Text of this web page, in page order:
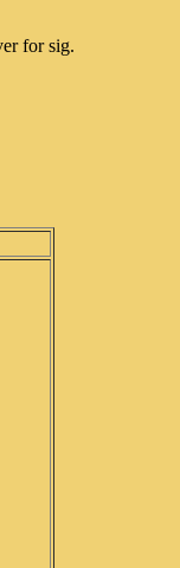
for sig.